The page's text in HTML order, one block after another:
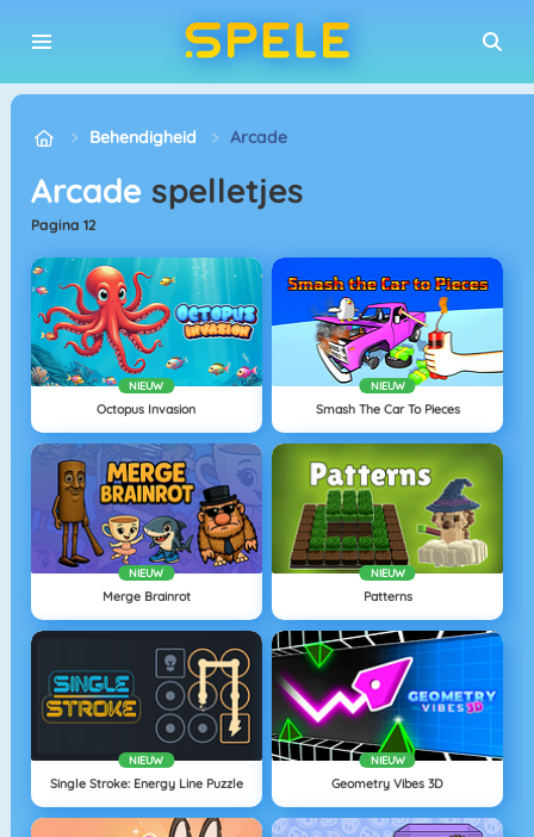
Behendigheid Arcade
Arcadespelletjes
pagina 12
NIEUW
Octopus Invasion
NIEUW
Smash The Car To Pieces
NIEUW
Merge Brainrot
NIEUW
Patterns
NIEUW
Single Stroke: Energy Line Puzzle
NIEUW
Geometry Vibes 3D